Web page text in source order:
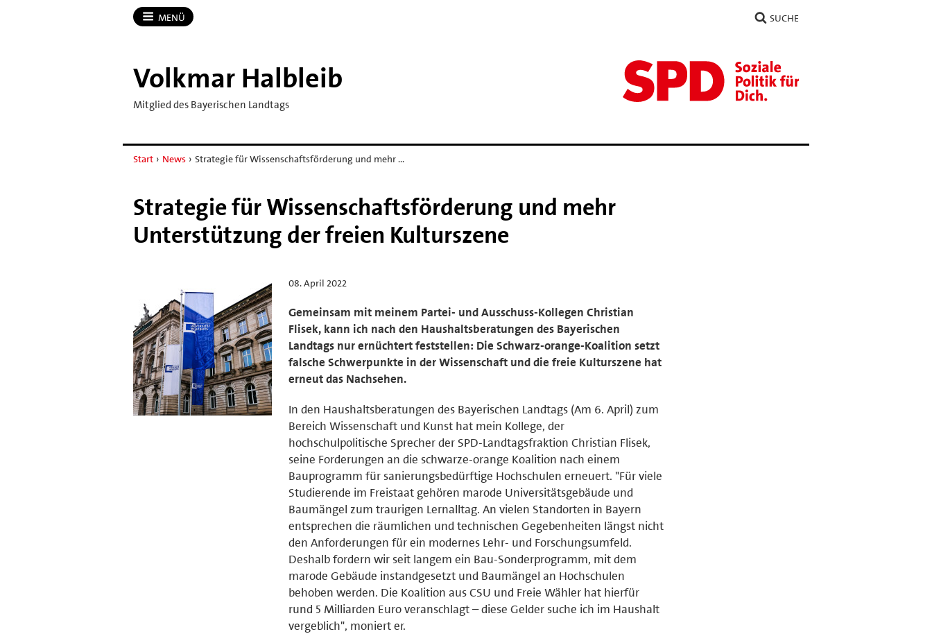
MENÜ SUCHE
Volkmar Halbleib
Mitglied des Bayerischen Landtags
Start › News › Strategie für Wissenschaftsförderung und mehr …
Strategie für Wissenschaftsförderung und mehr
Unterstützung der freien Kulturszene
08. April 2022
Gemeinsam mit meinem Partei- und Ausschuss-Kollegen Christian
Flisek, kann ich nach den Haushaltsberatungen des Bayerischen
Landtags nur ernüchtert feststellen: Die Schwarz-orange-Koalition setzt
falsche Schwerpunkte in der Wissenschaft und die freie Kulturszene hat
erneut das Nachsehen.
In den Haushaltsberatungen des Bayerischen Landtags (Am 6. April) zum
Bereich Wissenschaft und Kunst hat mein Kollege, der
hochschulpolitische Sprecher der SPD-Landtagsfraktion Christian Flisek,
seine Forderungen an die schwarze-orange Koalition nach einem
Bauprogramm für sanierungsbedürftige Hochschulen erneuert. "Für viele
Studierende im Freistaat gehören marode Universitätsgebäude und
Baumängel zum traurigen Lernalltag. An vielen Standorten in Bayern
entsprechen die räumlichen und technischen Gegebenheiten längst nicht
den Anforderungen für ein modernes Lehr- und Forschungsumfeld.
Deshalb fordern wir seit langem ein Bau-Sonderprogramm, mit dem
marode Gebäude instandgesetzt und Baumängel an Hochschulen
behoben werden. Die Koalition aus CSU und Freie Wähler hat hierfür
rund 5 Milliarden Euro veranschlagt – diese Gelder suche ich im Haushalt
vergeblich", moniert er.